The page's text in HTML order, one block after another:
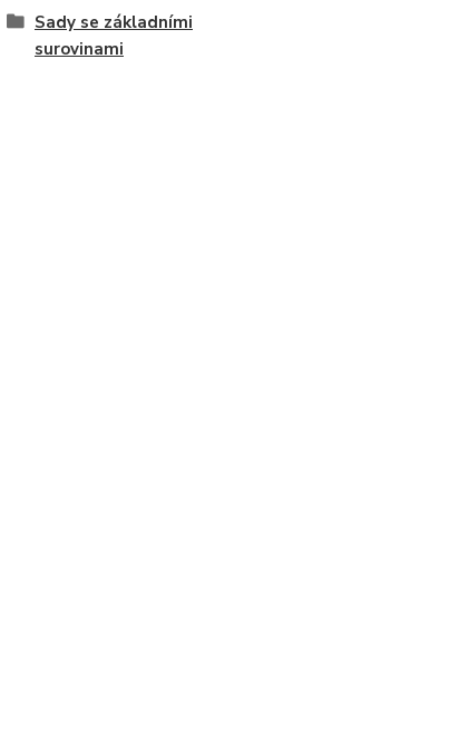
Sady se základními
surovinami